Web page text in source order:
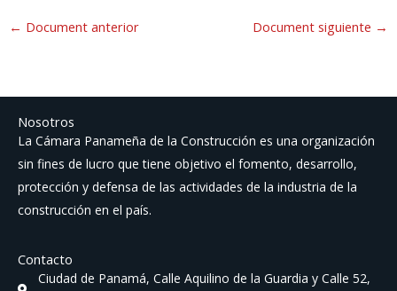
← Document anterior Document siguiente →
Nosotros
La Cámara Panameña de la Construcción es una organización
sin fines de lucro que tiene objetivo el fomento, desarrollo,
protección y defensa de las actividades de la industria de la
construcción en el país.
Contacto
Ciudad de Panamá, Calle Aquilino de la Guardia y Calle 52,